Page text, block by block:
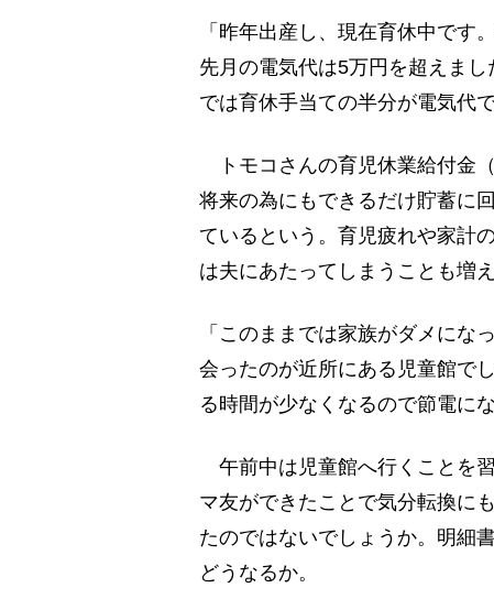
「昨年出産し、現在育休中です
先月の電気代は5万円を超えま
では育休手当ての半分が電気代
トモコさんの育児休業給付金
将来の為にもできるだけ貯蓄に
ているという。育児疲れや家計
は夫にあたってしまうことも増え
「このままでは家族がダメに
会ったのが近所にある児童館で
る時間が少なくなるので節電に
午前中は児童館へ行くことを
マ友ができたことで気分転換に
たのではないでしょうか。明細
どうなるか。